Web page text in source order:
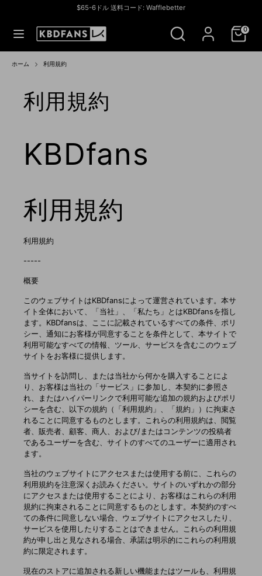
$65-6ドル 送料コード: Wafflebetter
ス
0
検
索
ス
ト
検
索
ホーム 利用規約
利用規約
KBDfans
利用規約
利用規約
-----
概要
このウェブサイトはKBDfansによって運営されています。本サ
イト全体において、「当社」、「私たち」とはKBDfansを指し
ます。KBDfansは、ここに記載されているすべての条件、ポリ
シー、通知にお客様が同意することを条件として、本サイトで
利用可能なすべての情報、ツール、サービスを含むこのウェブ
サイトをお客様に提供します。
当サイトを訪問し、または当社から何かを購入することによ
り、お客様は当社の「サービス」に参加し、本契約に参照さ
れ、またはハイパーリンクで利用可能な追加の規約およびポリ
シーを含む、以下の規約（「利用規約」、「規約」）に拘束さ
れることに同意するものとします。これらの利用規約は、閲覧
者、販売者、顧客、商人、および/またはコンテンツの投稿者
であるユーザーを含む、サイトのすべてのユーザーに適用され
ます。
当社のウェブサイトにアクセスまたは使用する前に、これらの
利用規約を注意深くお読みください。サイトのいずれかの部分
にアクセスまたは使用することにより、お客様はこれらの利用
規約に拘束されることに同意するものとします。本契約のすべ
ての条件に同意しない場合、ウェブサイトにアクセスしたり、
サービスを使用したりすることはできません。これらの利用規
約が申し出と見なされる場合、承諾は明示的にこれらの利用規
約に限定されます。
現在のストアに追加される新しい機能またはツールも、利用規